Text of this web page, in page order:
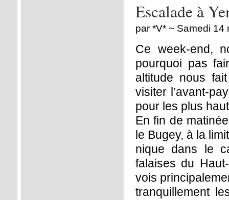
Escalade à
par *V* ~ Samedi 14
Ce week-end,
pourquoi pas
altitude nous
visiter l’avant-
pour les plus
En fin de
le Bugey, à la
nique dans le
falaises du
vois
tranquillement